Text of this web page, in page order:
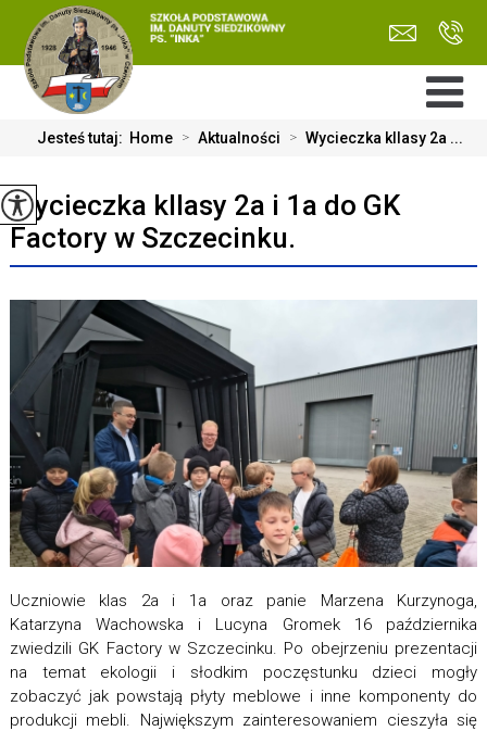
Jesteś tutaj: Home > Aktualności > Wycieczka kllasy 2a ...
Wycieczka kllasy 2a i 1a do GK
Factory w Szczecinku.
Uczniowie klas 2a i 1a oraz panie Marzena Kurzynoga,
Katarzyna Wachowska i Lucyna Gromek 16 października
zwiedzili GK Factory w Szczecinku. Po obejrzeniu prezentacji
na temat ekologii i słodkim poczęstunku dzieci mogły
zobaczyć jak powstają płyty meblowe i inne komponenty do
produkcji mebli. Największym zainteresowaniem cieszyła się